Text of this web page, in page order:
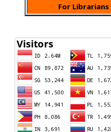
For Librarians